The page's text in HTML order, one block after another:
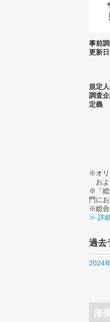
事前
更新日
規定
調査
定義
※オリ
およ
※「総
門に
※総合
≫ 詳
過去
2024
推